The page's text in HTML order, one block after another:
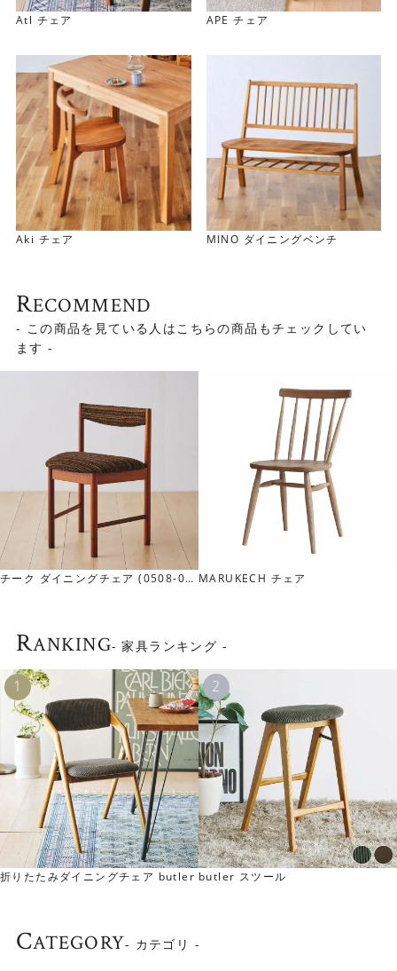
全体的に細く華奢なラインが、すっきりとした印象に仕上
げています。
落ち着いた色合い
オーク色でもなく、ウォールナット色でもない、絶妙な色
に仕上げています。ナチュラルになりすぎず、程よく落ち
北欧インテリアにはもちろん、幅広いスタイルのインテリ
アとコーディネートしやすいチェアです。
Atl チェア APE チェア
Aki チェア MINO ダイニングベンチ
RECOMMEND
- この商品を見ている人はこちらの商品もチェックしてい
ます -
チーク ダイニングチェア (0508-06 MARUKECH チェア
RANKING- 家具ランキング -
折りたたみダイニングチェア butler butler スツール
CATEGORY- カテゴリ -